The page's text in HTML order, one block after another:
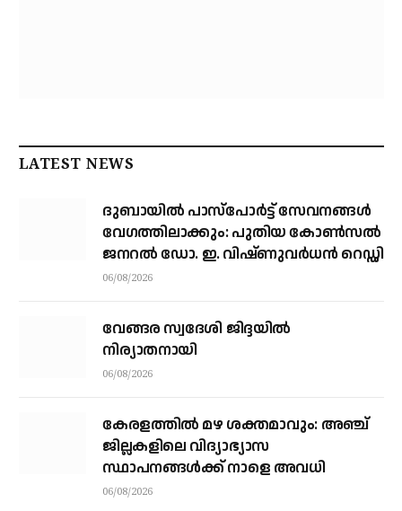
LATEST NEWS
ദുബായിൽ പാസ്‌പോർട്ട് സേവനങ്ങൾ
വേഗത്തിലാക്കും: പുതിയ കോൺസൽ
ജനറൽ ഡോ. ഇ. വിഷ്ണുവർധൻ റെഡ്ഡി
06/08/2026
വേങ്ങര സ്വദേശി ജിദ്ദയിൽ
നിര്യാതനായി
06/08/2026
കേരളത്തില്‍ മഴ ശക്തമാവും: അഞ്ച്
ജില്ലകളിലെ വിദ്യാഭ്യാസ
സ്ഥാപനങ്ങള്‍ക്ക് നാളെ അവധി
06/08/2026